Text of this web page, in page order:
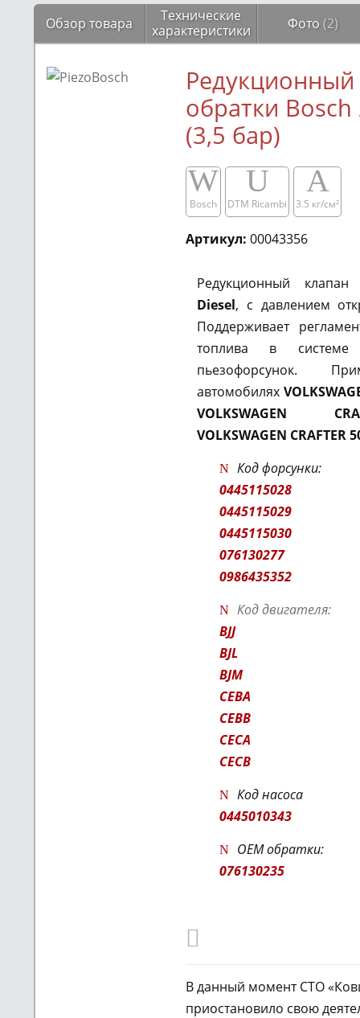
Обзор товара
Технические
характеристики
Фото(2)
Редукционный
обратки Bоsch
(3,5 бар)
W
Bosch
U
DTM Ricambi
A
3.5 кг/см²​​
Артикул: 00043356
Редукционный
Diesel, с давлением
Поддерживает
топлива в
пьезофорсунок.
автомобилях
VOLKSWAGEN
VOLKSWAGEN CRAFTER
Код форсунки:
0445115028
0445115029
0445115030
076130277
0986435352
Код двигателя:
BJJ
BJL
BJM
CEBA
CEBB
CECA
CECB
Код насоса
0445010343
OEM обратки:
076130235
В данный момент СТО
приостановило свою